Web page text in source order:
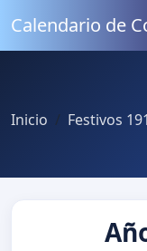
Calendario de
Inicio Festivos